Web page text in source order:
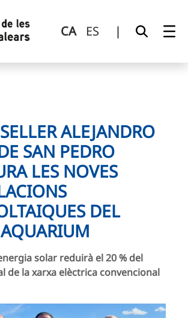
CA ES |
ALEJANDRO
SAN PEDRO
LES NOVES
DEL
solar reduirà el 20 % del
de la xarxa elèctrica convencional